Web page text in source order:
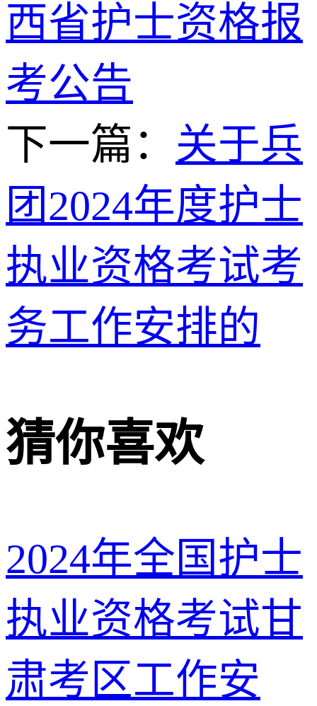
西省护士资格报
考公告
下一篇： 关于兵
团2024年度护士
执业资格考试考
务工作安排的
猜你喜欢
2024年全国护士
执业资格考试甘
肃考区工作安